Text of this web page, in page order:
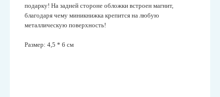
подарку! На задней стороне обложки встроен магнит,
благодаря чему миникнижка крепится на любую
металлическую поверхность!
Размер: 4,5 * 6 см